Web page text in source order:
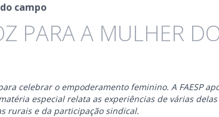
campo
PARA A MULHER
celebrar o empoderamento feminino. A FAESP
especial relata as experiências de várias
rurais e da participação sindical.